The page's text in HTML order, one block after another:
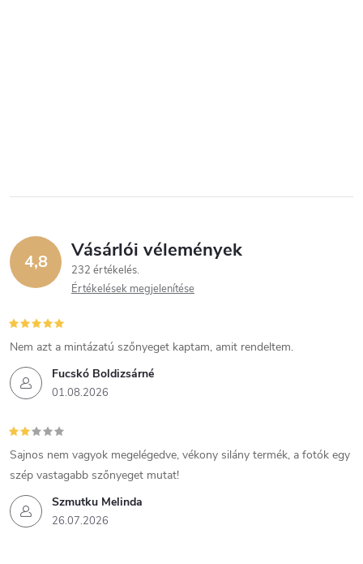
4,8 Vásárlói vélemények
232 értékelés
Értékelések megjelenítése
Fucskó Boldizsárné
01.08.2026
Nem azt a mintázatú szőnyeget kaptam, amit rendeltem.
Szmutku Melinda
26.07.2026
Sajnos nem vagyok megelégedve, vékony silány termék, a fotók egy
szép vastagabb szőnyeget mutat!